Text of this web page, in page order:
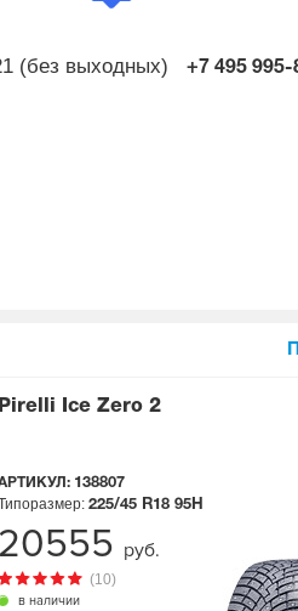
(без выходных) +7 495 995-
Pirelli Ice Zero 2
138807
в наличии
(10)
225/45 R18 95H
20555 руб.